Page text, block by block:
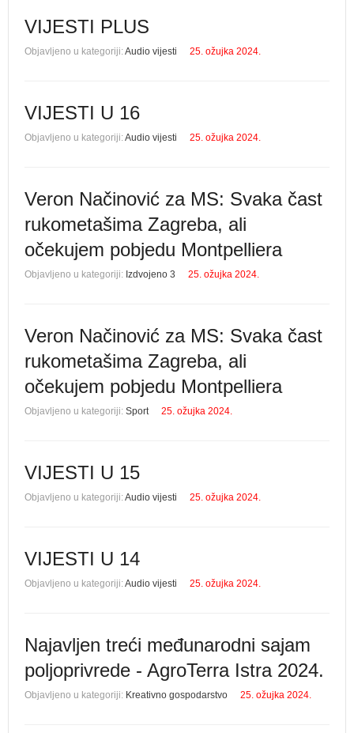
VIJESTI PLUS
Objavljeno u kategoriji:Audio vijesti 25. ožujka 2024.
VIJESTI U 16
Objavljeno u kategoriji:Audio vijesti 25. ožujka 2024.
Veron Načinović za MS: Svaka čast
rukometašima Zagreba, ali
očekujem pobjedu Montpelliera
Objavljeno u kategoriji: Izdvojeno 3 25. ožujka 2024.
Veron Načinović za MS: Svaka čast
rukometašima Zagreba, ali
očekujem pobjedu Montpelliera
Objavljeno u kategoriji: Sport 25. ožujka 2024.
VIJESTI U 15
Objavljeno u kategoriji:Audio vijesti 25. ožujka 2024.
VIJESTI U 14
Objavljeno u kategoriji:Audio vijesti 25. ožujka 2024.
Najavljen treći međunarodni sajam
poljoprivrede - AgroTerra Istra 2024.
Objavljeno u kategoriji: Kreativno gospodarstvo 25. ožujka 2024.